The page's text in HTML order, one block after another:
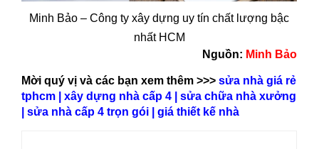
Minh Bảo – Công ty xây dựng uy tín chất lượng bậc
nhất HCM
Nguồn: Minh Bảo
Mời quý vị và các bạn xem thêm >>> sửa nhà giá rẻ
tphcm
xây dựng nhà cấp 4
sửa chữa nhà xưởng
sửa nhà cấp 4 trọn gói giá thiết kế nhà